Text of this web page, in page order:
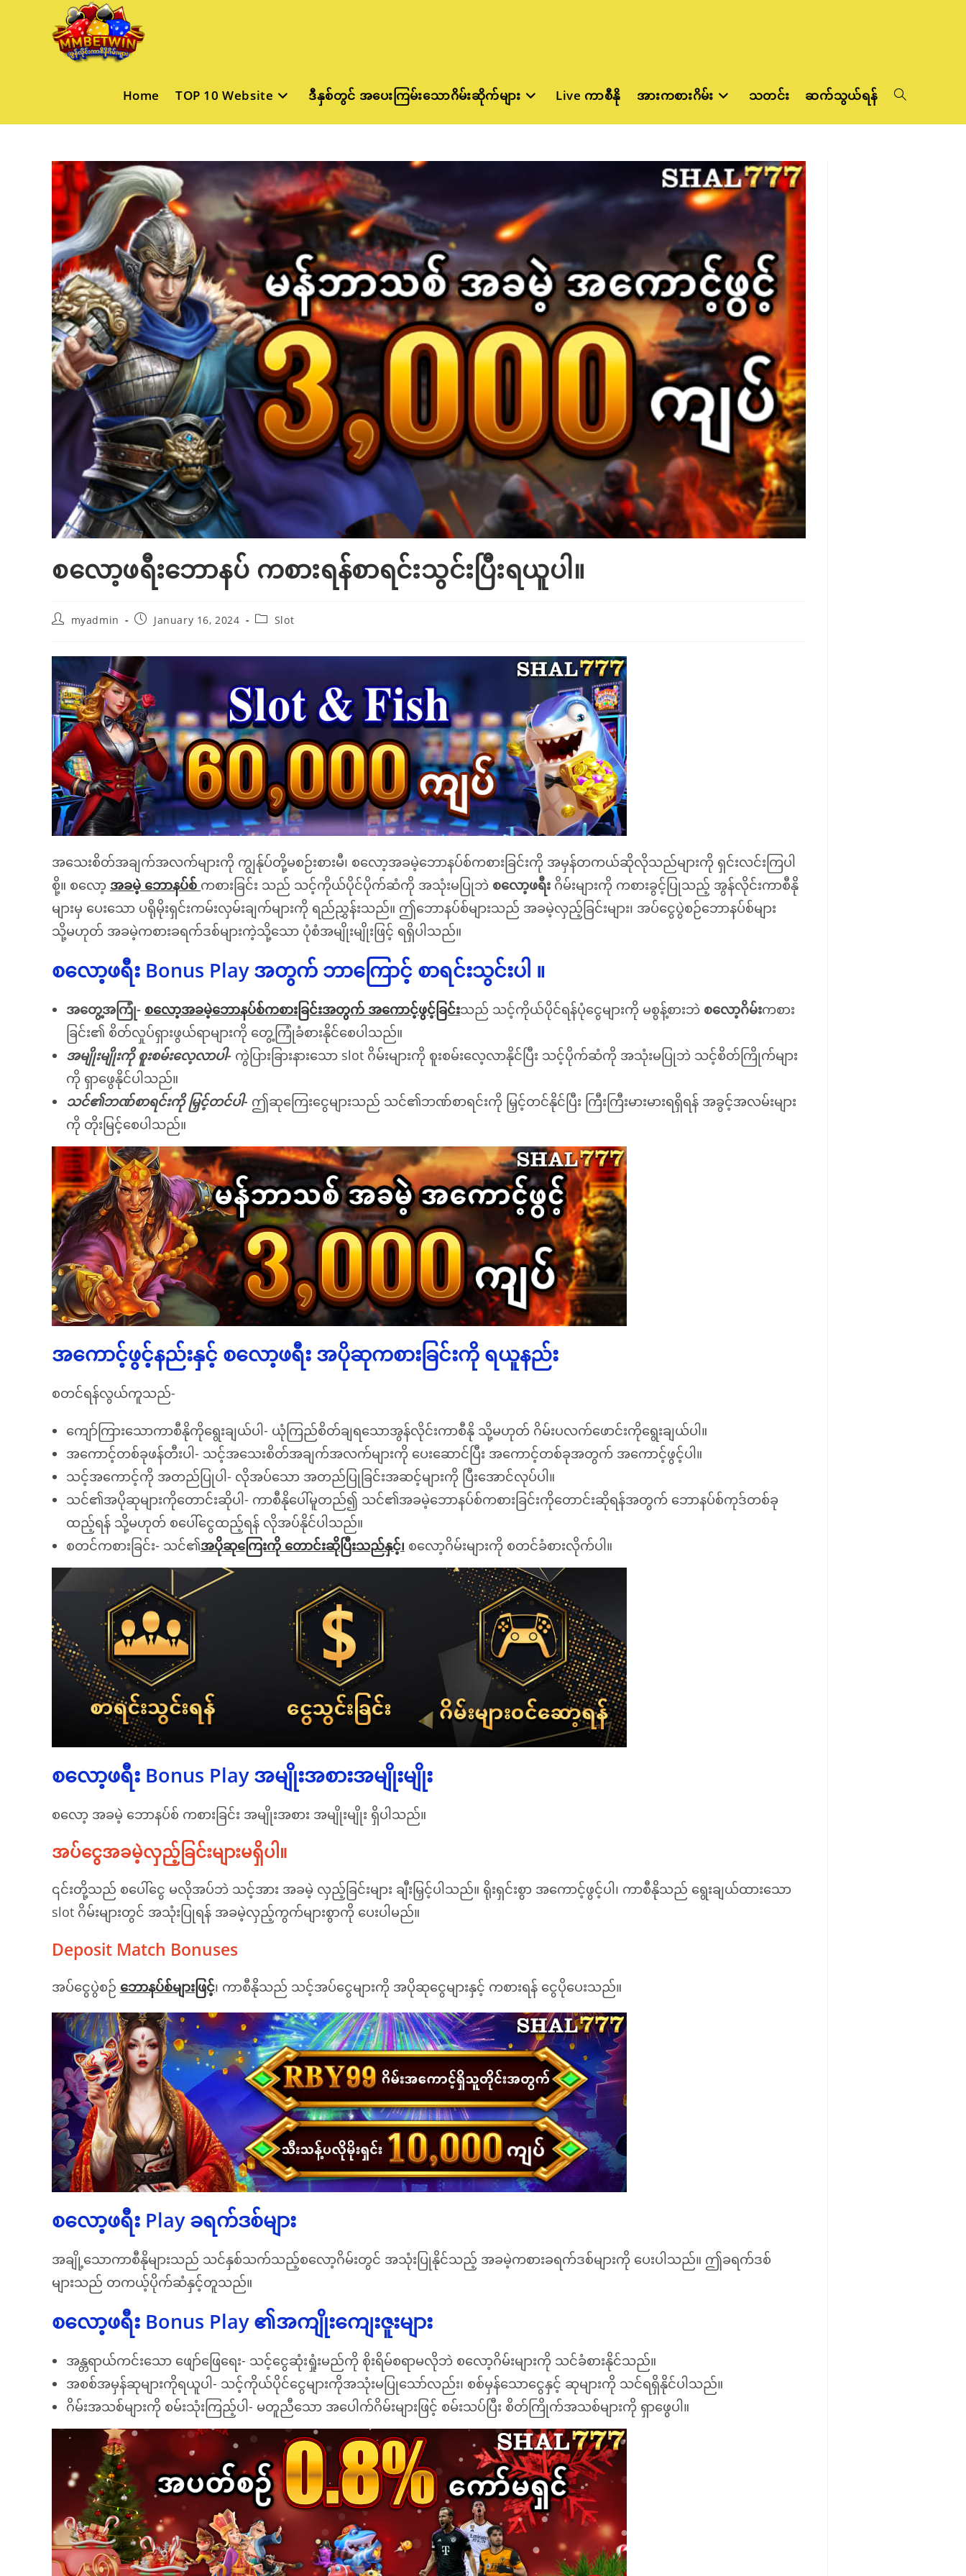
Home TOP 10 Website ဒီနှစ်တွင် အပေးကြမ်းသောဂိမ်းဆိုက်များ Live ကာစီနို အားကစားဂိမ်း သတင်း ဆက်သွယ်ရန် Toggle
စလော့ဖရီးဘောနပ် ကစားရန်စာရင်းသွင်းပြီးရယူပါ။
Postmyadmin
PostJanuary 16, 2024
PostSlot
အသေးစိတ်အချက်အလက်များကို ကျွန်ုပ်တို့မစဉ်းစားမီ၊ စလော့အခမဲ့ဘောနပ်စ်ကစားခြင်းကို အမှန်တကယ်ဆိုလိုသည်များကို ရှင်းလင်းကြပါ
စို့။ စလော့ အခမဲ့ ဘောနပ်စ် ကစားခြင်း သည် သင့်ကိုယ်ပိုင်ပိုက်ဆံကို အသုံးမပြုဘဲ စလော့ဖရီး ဂိမ်းများကို ကစားခွင့်ပြုသည့် အွန်လိုင်းကာစီနို
များမှ ပေးသော ပရိုမိုးရှင်းကမ်းလှမ်းချက်များကို ရည်ညွှန်းသည်။ ဤဘောနပ်စ်များသည် အခမဲ့လှည့်ခြင်းများ၊ အပ်ငွေပွဲစဉ်ဘောနပ်စ်များ
သို့မဟုတ် အခမဲ့ကစားခရက်ဒစ်များကဲ့သို့သော ပုံစံအမျိုးမျိုးဖြင့် ရရှိပါသည်။
စလော့ဖရီး Bonus Play အတွက် ဘာကြောင့် စာရင်းသွင်းပါ ။
အတွေ့အကြုံ- စလော့အခမဲ့ဘောနပ်စ်ကစားခြင်းအတွက် အကောင့်ဖွင့်ခြင်းသည် သင့်ကိုယ်ပိုင်ရန်ပုံငွေများကို မစွန့်စားဘဲ စလော့ဂိမ်းကစား
ခြင်း၏ စိတ်လှုပ်ရှားဖွယ်ရာများကို တွေ့ကြုံခံစားနိုင်စေပါသည်။
အမျိုးမျိုးကို စူးစမ်းလေ့လာပါ- ကွဲပြားခြားနားသော slot ဂိမ်းများကို စူးစမ်းလေ့လာနိုင်ပြီး သင့်ပိုက်ဆံကို အသုံးမပြုဘဲ သင့်စိတ်ကြိုက်များ
ကို ရှာဖွေနိုင်ပါသည်။
သင်၏ဘဏ်စာရင်းကို မြှင့်တင်ပါ- ဤဆုကြေးငွေများသည် သင်၏ဘဏ်စာရင်းကို မြှင့်တင်နိုင်ပြီး ကြီးကြီးမားမားရရှိရန် အခွင့်အလမ်းများ
ကို တိုးမြင့်စေပါသည်။
အကောင့်ဖွင့်နည်းနှင့် စလော့ဖရီး အပိုဆုကစားခြင်းကို ရယူနည်း
စတင်ရန်လွယ်ကူသည်-
ကျော်ကြားသောကာစီနိုကိုရွေးချယ်ပါ- ယုံကြည်စိတ်ချရသောအွန်လိုင်းကာစီနို သို့မဟုတ် ဂိမ်းပလက်ဖောင်းကိုရွေးချယ်ပါ။
အကောင့်တစ်ခုဖန်တီးပါ- သင့်အသေးစိတ်အချက်အလက်များကို ပေးဆောင်ပြီး အကောင့်တစ်ခုအတွက် အကောင့်ဖွင့်ပါ။
သင့်အကောင့်ကို အတည်ပြုပါ- လိုအပ်သော အတည်ပြုခြင်းအဆင့်များကို ပြီးအောင်လုပ်ပါ။
သင်၏အပိုဆုများကိုတောင်းဆိုပါ- ကာစီနိုပေါ်မူတည်၍ သင်၏အခမဲ့ဘောနပ်စ်ကစားခြင်းကိုတောင်းဆိုရန်အတွက် ဘောနပ်စ်ကုဒ်တစ်ခု
ထည့်ရန် သို့မဟုတ် စပေါ်ငွေထည့်ရန် လိုအပ်နိုင်ပါသည်။
စတင်ကစားခြင်း- သင်၏အပိုဆုကြေးကို တောင်းဆိုပြီးသည်နှင့်၊ စလော့ဂိမ်းများကို စတင်ခံစားလိုက်ပါ။
စလော့ဖရီး Bonus Play အမျိုးအစားအမျိုးမျိုး
စလော့ အခမဲ့ ဘောနပ်စ် ကစားခြင်း အမျိုးအစား အမျိုးမျိုး ရှိပါသည်။
အပ်ငွေအခမဲ့လှည့်ခြင်းများမရှိပါ။
၎င်းတို့သည် စပေါ်ငွေ မလိုအပ်ဘဲ သင့်အား အခမဲ့ လှည့်ခြင်းများ ချီးမြှင့်ပါသည်။ ရိုးရှင်းစွာ အကောင့်ဖွင့်ပါ၊ ကာစီနိုသည် ရွေးချယ်ထားသော
slot ဂိမ်းများတွင် အသုံးပြုရန် အခမဲ့လှည့်ကွက်များစွာကို ပေးပါမည်။
Deposit Match Bonuses
အပ်ငွေပွဲစဉ် ဘောနပ်စ်များဖြင့်၊ ကာစီနိုသည် သင့်အပ်ငွေများကို အပိုဆုငွေများနှင့် ကစားရန် ငွေပိုပေးသည်။
စလော့ဖရီး Play ခရက်ဒစ်များ
အချို့သောကာစီနိုများသည် သင်နှစ်သက်သည့်စလော့ဂိမ်းတွင် အသုံးပြုနိုင်သည့် အခမဲ့ကစားခရက်ဒစ်များကို ပေးပါသည်။ ဤခရက်ဒစ်
များသည် တကယ့်ပိုက်ဆံနှင့်တူသည်။
စလော့ဖရီး Bonus Play ၏အကျိုးကျေးဇူးများ
အန္တရာယ်ကင်းသော ဖျော်ဖြေရေး- သင့်ငွေဆုံးရှုံးမည်ကို စိုးရိမ်စရာမလိုဘဲ စလော့ဂိမ်းများကို သင်ခံစားနိုင်သည်။
အစစ်အမှန်ဆုများကိုရယူပါ- သင့်ကိုယ်ပိုင်ငွေများကိုအသုံးမပြုသော်လည်း၊ စစ်မှန်သောငွေနှင့် ဆုများကို သင်ရရှိနိုင်ပါသည်။
ဂိမ်းအသစ်များကို စမ်းသုံးကြည့်ပါ- မတူညီသော အပေါက်ဂိမ်းများဖြင့် စမ်းသပ်ပြီး စိတ်ကြိုက်အသစ်များကို ရှာဖွေပါ။